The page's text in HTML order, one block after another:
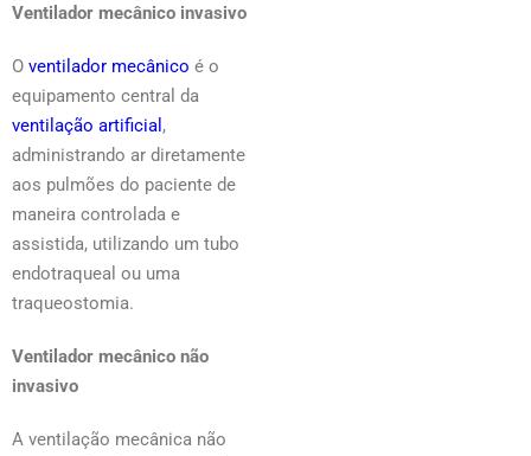
Ventilador mecânico invasivo
O ventilador mecânico é o
equipamento central da
ventilação artificial ,
administrando ar diretamente
aos pulmões do paciente de
maneira controlada e
assistida, utilizando um tubo
endotraqueal ou uma
traqueostomia.
Ventilador mecânico não
invasivo
A ventilação mecânica não